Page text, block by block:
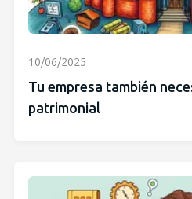
10/06/2025
Tu empresa también
patrimonial